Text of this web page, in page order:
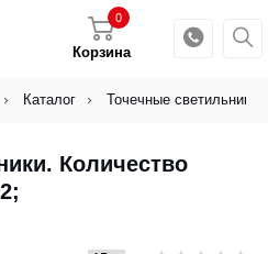
Корзина
0
Каталог Точечные светильники
Количество